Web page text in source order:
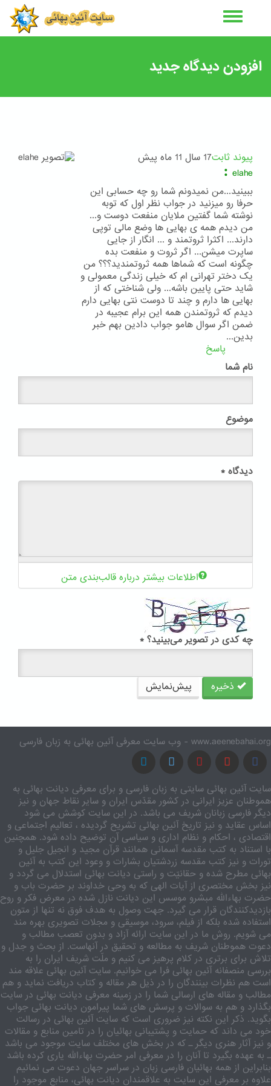
افزودن دیدگاه جدید
پیوند ثابت17 سال 11 ماه پیش
elahe
:
ببینید...من نمیدونم شما رو چه حسابی این
حرفا رو میزنید در جواب نظر اول که توبه
نوشته شما گفتین ملایان منفعت دوست و...
من دیدم همه ی بهایی ها وضع مالی توپی
دارند... اکثرا ثروتمند و ... انگار از جایی
ساپرت میشن... اگر ثروت و منفعت بده
چگونه است که شماها همه ثروتمندید؟؟؟ من
یک دختر تهرانی ام که خیلی زندگی معمولی و
شاید حتی پایین باشه... ولی شناختی که از
بهایی ها دارم و چند تا دوست نتی بهایی دارم
دیدم که ثروتمندن همه این برام عجیبه در
ضمن اگر سوال هامو جواب دادین بهم خبر
بدین...
پاسخ
نام شما
موضوع
دیدگاه *
اطلاعات بیشتر درباره قالب‌بندی متن
چه کدی در تصویر می‌بینید؟ *
ذخیره پیش‌نمایش
www.aeenebahai.org - وب سایت معرفی آئین بهائی به زبان فارسی
سایت آئین بهائی سایتی به زبان فارسی و برای معرفی دیانت بهائی به
هموطنان عزیز ایرانی در کشور مقدّس ایران و سایر نقاط جهان و نیز
دیگر فارسی زبانان شریف می باشد. در این سایت کوشش می شود
اساس عقاید و نیز تاریخ آئین بهائی تشریح گردیده ، تعالیم اجتماعی و
اقتصادی ، احکام و نظام اداری و سیاسی آن توضیح داده شود. همچنین
با استناد به کتب مقدسه آسمانی همانند قرآن مجید و انجیل جلیل و
تورات و نیز کتب مقدسه زردشتیان بشارات و وعود این کتب به آئین
بهائی مطرح شده و حقانیّت و راستی دیانت بهائی استدلال می گردد و
نیز بخش مختصری از آیات الهی که به وحی خداوند بر حضرت باب و
حضرت بهاءالله مبشرو موسس این دیانت نازل شده در معرض فکر و روح
بازدیدکنندگان قرار می گیرد. جهت وصول به هدف فوق نه تنها از متون
استفاده شده بلکه از فیلم، سرود، موسیقی و مجلات تصویری بهره مند
می شویم. روش ما در این سایت ارائه آزاد و بدون تعصب مطالب و
دعوت هموطنان شریف به مطالعه و تحقیق در آنهاست. از بحث و جدل و
تلاش برای برتری در کلام پرهیز می کنیم و ملّت شریف ایران را به
بررسی منصفانه آئین بهائی فرا می خوانیم. سایت آئین بهائی علاقه مند
است هم نظرات بینندگان را در ذیل هر مقاله و کتاب دریافت نماید و هم
مطالب و مقاله های ارسالی شما را در زمینه معرفی دیانت بهائی در سایت
بگذارد و هم به سوالات و پرسش های شما پیرامون دیانت بهائی جواب
بگوید. ذکر این نکته نیز ضروری است که سایت آئین بهائی در رسالت
خود می داند که حمایت و پشتیبانی بهائیان را در تامین منابع و مقالات
و نیز آثار هنری دیگر ـ که در بخش های مختلف سایت موجود می باشد
ـ به عهده بگیرد تا آنان را در معرفی امر حضرت بهاءالله یاری کرده باشد
بنابراین از همه بهائیان فارسی زبان در سراسر جهان دعوت می نمائیم
علاوه بر معرفی این سایت به علاقمندان دیانت بهائی، منابع موجود را